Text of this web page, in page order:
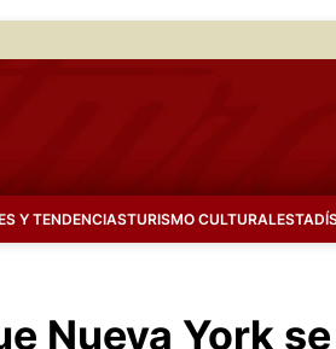
Y TENDENCIASTURISMO CULTURAL
Nueva York